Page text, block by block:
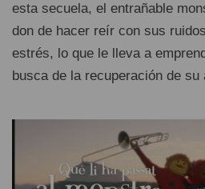
esta secuela, el entrañable
don de hacer reír con sus
estrés, lo que le lleva a
busca de la recuperación de su